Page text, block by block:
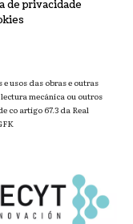
de privacidade
usos das obras e outras
mecánica ou outros
co artigo 67.3 da Real